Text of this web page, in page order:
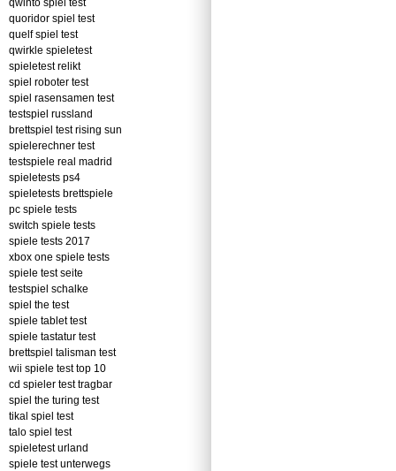
qwinto spiel test
quoridor spiel test
quelf spiel test
qwirkle spieletest
spieletest relikt
spiel roboter test
spiel rasensamen test
testspiel russland
brettspiel test rising sun
spielerechner test
testspiele real madrid
spieletests ps4
spieletests brettspiele
pc spiele tests
switch spiele tests
spiele tests 2017
xbox one spiele tests
spiele test seite
testspiel schalke
spiel the test
spiele tablet test
spiele tastatur test
brettspiel talisman test
wii spiele test top 10
cd spieler test tragbar
spiel the turing test
tikal spiel test
talo spiel test
spieletest urland
spiele test unterwegs